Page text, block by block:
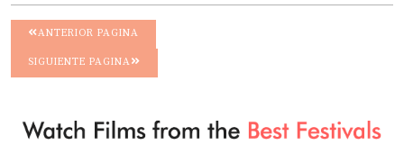
ANTERIOR PAGINA
SIGUIENTE PAGINA